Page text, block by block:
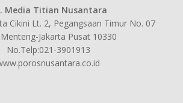
Media Titian Nusantara
Cikini Lt. 2, Pegangsaan Timur No. 07
Jakarta Pusat 10330
No.Telp:021-3901913